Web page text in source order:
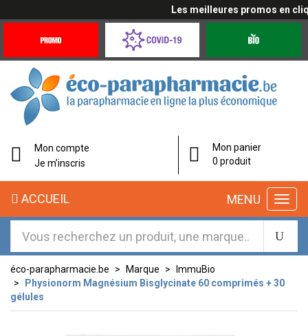
Les meilleures promos en
Offres
Coronavirus
éco-
parapharmacie.fr
éco-
parapharmacie.fr
Mon compte
Je m’inscris
Mon panier
0 produit
MENU
ACCUEIL
éco-parapharmacie.be Marque
ImmuBio
Physionorm Magnésium Bisglycinate 60 comprimés + 30
gélules